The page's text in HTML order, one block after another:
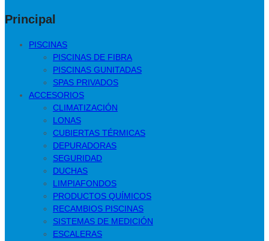
Principal
PISCINAS
PISCINAS DE FIBRA
PISCINAS GUNITADAS
SPAS PRIVADOS
ACCESORIOS
CLIMATIZACIÓN
LONAS
CUBIERTAS TÉRMICAS
DEPURADORAS
SEGURIDAD
DUCHAS
LIMPIAFONDOS
PRODUCTOS QUÍMICOS
RECAMBIOS PISCINAS
SISTEMAS DE MEDICIÓN
ESCALERAS